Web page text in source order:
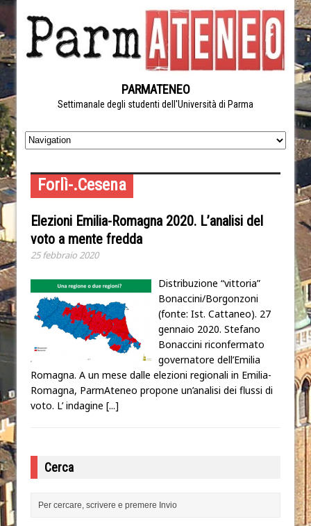
PARMATENEO
Settimanale degli studenti dell'Università di Parma
Forlì-.Cesena
Elezioni Emilia-Romagna 2020. L’analisi del
voto a mente fredda
25 febbraio 2020
Distribuzione “vittoria”
Bonaccini/Borgonzoni
(fonte: Ist. Cattaneo). 27
gennaio 2020. Stefano
Bonaccini riconfermato
governatore dell’Emilia
Romagna. A un mese dalle elezioni regionali in Emilia-
Romagna, ParmAteneo propone un’analisi dei flussi di
voto. L’ indagine [...]
Cerca